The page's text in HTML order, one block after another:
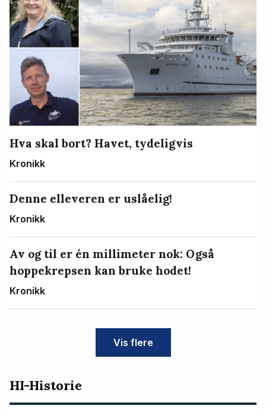
Hva skal bort? Havet, tydeligvis
Kronikk
Denne elleveren er uslåelig!
Kronikk
Av og til er én millimeter nok: Også
hoppekrepsen kan bruke hodet!
Kronikk
Vis flere
HI-Historie